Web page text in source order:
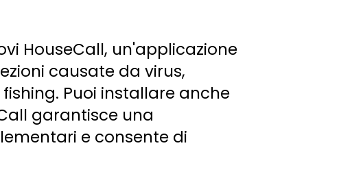
HouseCall, un'applicazione
causate da virus,
Puoi installare anche
garantisce una
e consente di